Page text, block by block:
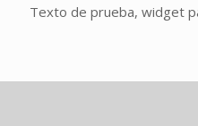
Texto de prueba, widget